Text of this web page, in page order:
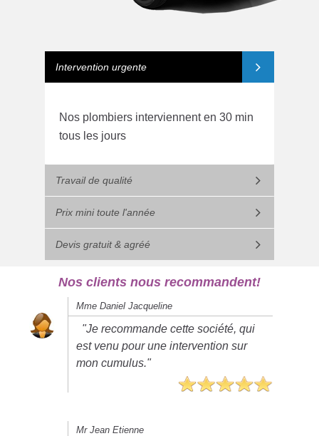
Intervention urgente
Nos plombiers interviennent en 30 min
tous les jours
Travail de qualité
Prix mini toute l'année
Devis gratuit & agréé
Nos clients nous recommandent!
Mme Daniel Jacqueline
"Je recommande cette société, qui
est venu pour une intervention sur
mon cumulus."
Mr Jean Etienne